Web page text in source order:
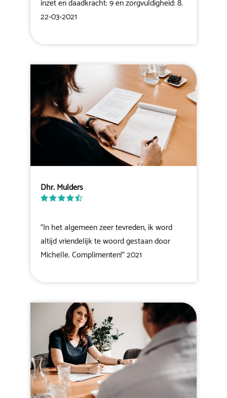
inzet en daadkracht: 9 en zorgvuldigheid: 8.
22-03-2021
Dhr. Mulders
"In het algemeen zeer tevreden, ik word
altijd vriendelijk te woord gestaan door
Michelle. Complimenten!" 2021